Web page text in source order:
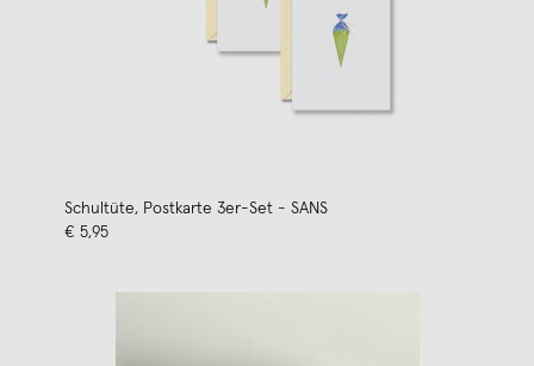
Schultüte, Postkarte 3er-Set - SANS
€ 5,95